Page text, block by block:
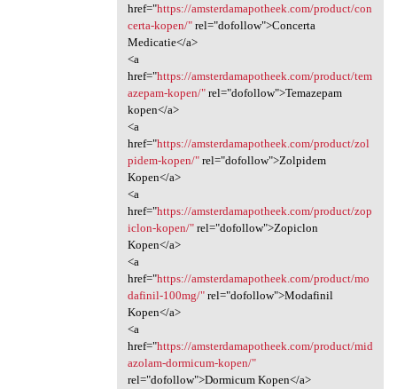
href="https://amsterdamapotheek.com/product/con
certa-kopen/"rel="dofollow">Concerta
Medicatie</a>
<a
href="https://amsterdamapotheek.com/product/tem
azepam-kopen/"rel="dofollow">Temazepam
kopen</a>
<a
href="https://amsterdamapotheek.com/product/zol
pidem-kopen/"rel="dofollow">Zolpidem
Kopen</a>
<a
href="https://amsterdamapotheek.com/product/zop
iclon-kopen/"rel="dofollow">Zopiclon
Kopen</a>
<a
href="https://amsterdamapotheek.com/product/mo
dafinil-100mg/"rel="dofollow">Modafinil
Kopen</a>
<a
href="https://amsterdamapotheek.com/product/mid
azolam-dormicum-kopen/"
rel="dofollow">Dormicum Kopen</a>